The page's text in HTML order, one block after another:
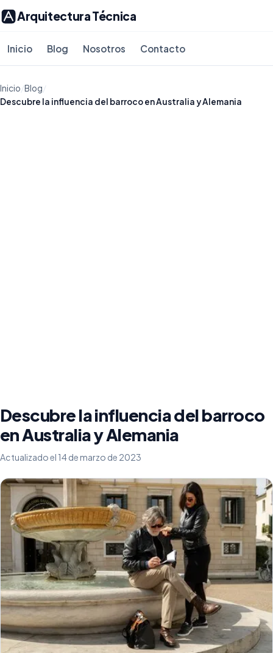
Arquitectura Técnica
Inicio Blog Nosotros Contacto
Inicio/Blog/
Descubre la influencia del barroco en Australia y Alemania
Descubre la influencia del barroco
en Australia y Alemania
Actualizado el 14 de marzo de 2023